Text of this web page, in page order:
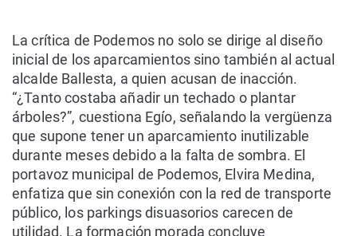
La crítica de Podemos no solo se dirige al diseño
inicial de los aparcamientos sino también al actual
alcalde Ballesta, a quien acusan de inacción.
“¿Tanto costaba añadir un techado o plantar
árboles?”, cuestiona Egío, señalando la vergüenza
que supone tener un aparcamiento inutilizable
durante meses debido a la falta de sombra. El
portavoz municipal de Podemos, Elvira Medina,
enfatiza que sin conexión con la red de transporte
público, los parkings disuasorios carecen de
utilidad. La formación morada concluye